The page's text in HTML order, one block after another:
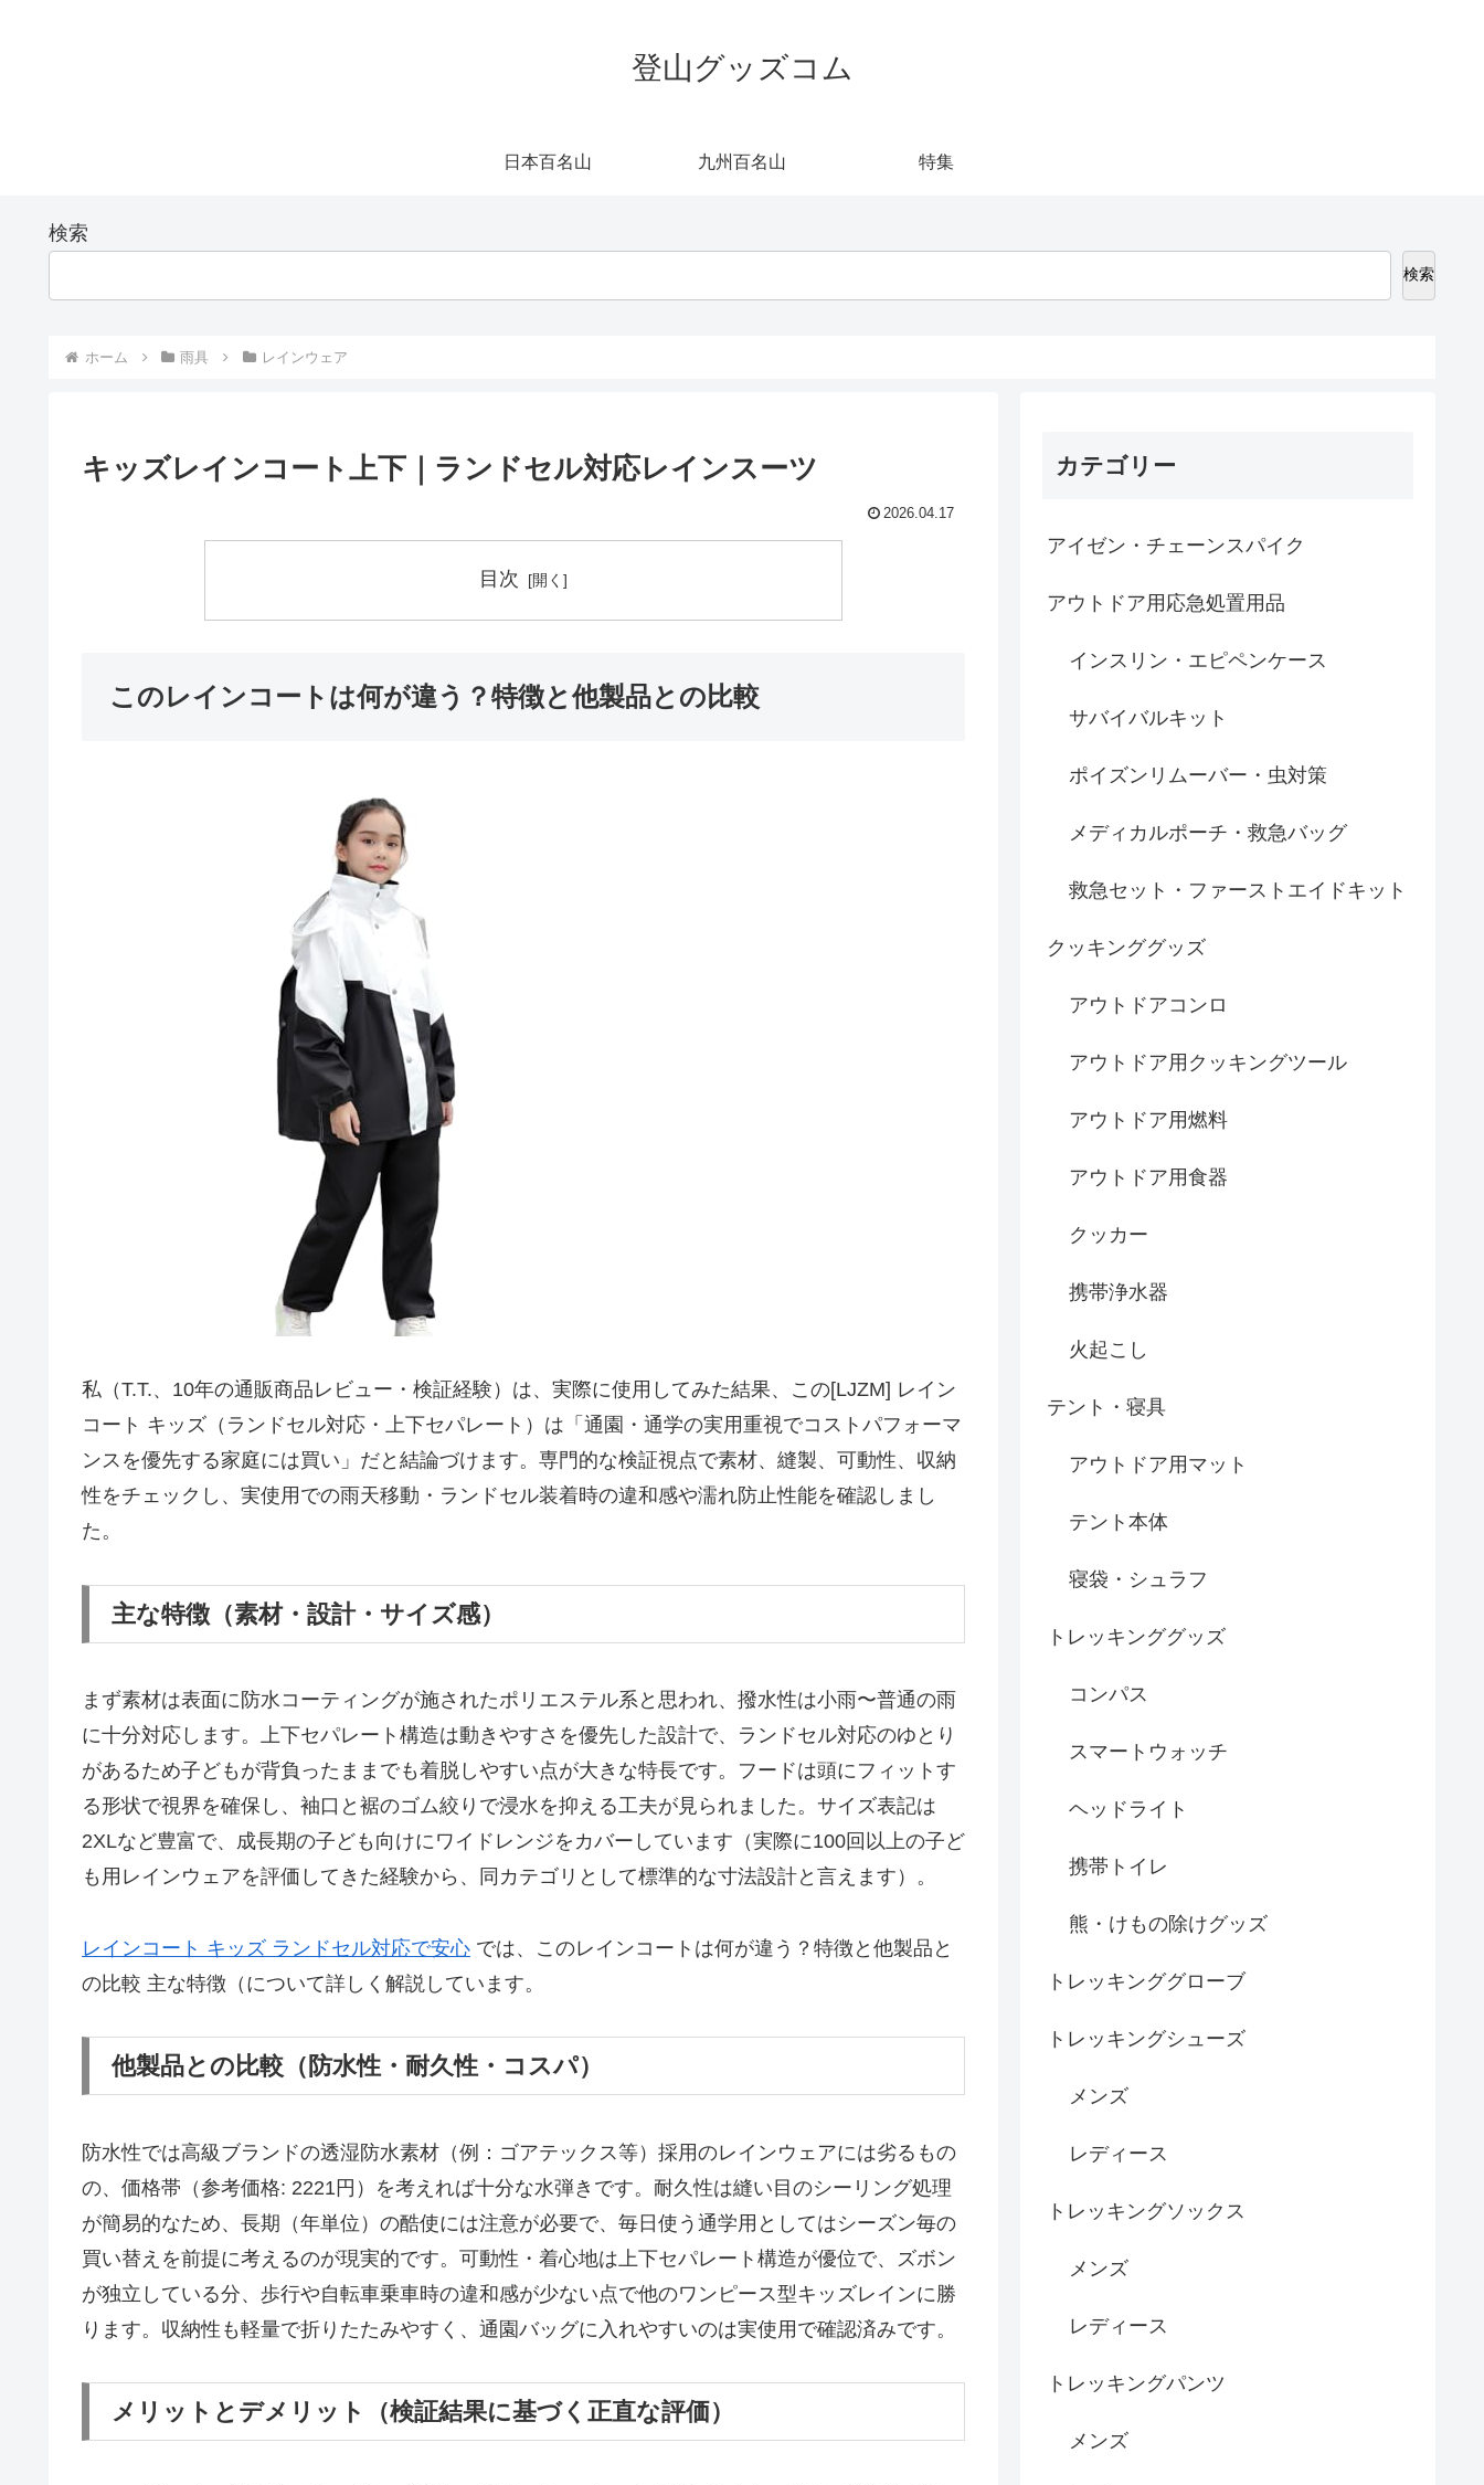
登山グッズコム
日本百名山 九州百名山 特集
検索
検索
ホーム 雨具 レインウェア
キッズレインコート上下｜ランドセル対応レインスーツ
2026.04.17
目次
このレインコートは何が違う？特徴と他製品との比較
私（T.T.、10年の通販商品レビュー・検証経験）は、実際に使用してみた結果、この[LJZM] レイン
コート キッズ（ランドセル対応・上下セパレート）は「通園・通学の実用重視でコストパフォーマ
ンスを優先する家庭には買い」だと結論づけます。専門的な検証視点で素材、縫製、可動性、収納
性をチェックし、実使用での雨天移動・ランドセル装着時の違和感や濡れ防止性能を確認しまし
た。
主な特徴（素材・設計・サイズ感）
まず素材は表面に防水コーティングが施されたポリエステル系と思われ、撥水性は小雨〜普通の雨
に十分対応します。上下セパレート構造は動きやすさを優先した設計で、ランドセル対応のゆとり
があるため子どもが背負ったままでも着脱しやすい点が大きな特長です。フードは頭にフィットす
る形状で視界を確保し、袖口と裾のゴム絞りで浸水を抑える工夫が見られました。サイズ表記は
2XLなど豊富で、成長期の子ども向けにワイドレンジをカバーしています（実際に100回以上の子ど
も用レインウェアを評価してきた経験から、同カテゴリとして標準的な寸法設計と言えます）。
レインコート キッズ ランドセル対応で安心 では、このレインコートは何が違う？特徴と他製品と
の比較 主な特徴（について詳しく解説しています。
他製品との比較（防水性・耐久性・コスパ）
防水性では高級ブランドの透湿防水素材（例：ゴアテックス等）採用のレインウェアには劣るもの
の、価格帯（参考価格: 2221円）を考えれば十分な水弾きです。耐久性は縫い目のシーリング処理
が簡易的なため、長期（年単位）の酷使には注意が必要で、毎日使う通学用としてはシーズン毎の
買い替えを前提に考えるのが現実的です。可動性・着心地は上下セパレート構造が優位で、ズボン
が独立している分、歩行や自転車乗車時の違和感が少ない点で他のワンピース型キッズレインに勝
ります。収納性も軽量で折りたたみやすく、通園バッグに入れやすいのは実使用で確認済みです。
メリットとデメリット（検証結果に基づく正直な評価）
カテゴリー
アイゼン・チェーンスパイク
アウトドア用応急処置用品
インスリン・エピペンケース
サバイバルキット
ポイズンリムーバー・虫対策
メディカルポーチ・救急バッグ
救急セット・ファーストエイドキット
クッキンググッズ
アウトドアコンロ
アウトドア用クッキングツール
アウトドア用燃料
アウトドア用食器
クッカー
携帯浄水器
火起こし
テント・寝具
アウトドア用マット
テント本体
寝袋・シュラフ
トレッキンググッズ
コンパス
スマートウォッチ
ヘッドライト
携帯トイレ
熊・けもの除けグッズ
トレッキンググローブ
トレッキングシューズ
メンズ
レディース
トレッキングソックス
メンズ
レディース
トレッキングパンツ
メンズ